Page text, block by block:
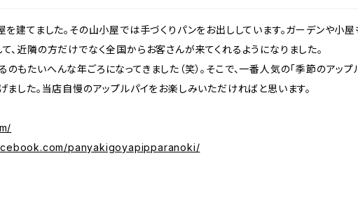
建てました。その山小屋では手づくりパンをお出ししています。ガーデンや小
、近隣の方だけでなく全国からお客さんが来てくれるようになりました。
もたいへんな年ごろになってきました（笑）。そこで、一番人気の「季節のアッ
した。当店自慢のアップルパイをお楽しみいただければと思います。
panyakigoyapipparanoki/